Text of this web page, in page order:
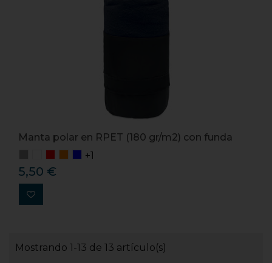
Manta polar en RPET (180 gr/m2) con funda
+1
5,50 €
Mostrando 1-13 de 13 artículo(s)